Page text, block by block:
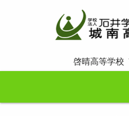
啓晴高等学校